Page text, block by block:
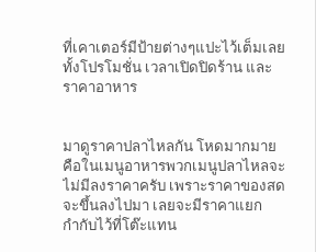
ที่เคาเตอร์มีป้ายต่างๆแปะไว้เต็มเลย
ทั้งโปรโมชั่น เวลาเปิดปิดร้าน และ
ราคาอาหาร
มาดูราคาปลาไหลกัน โหดมากมาย
คือในเมนูอาหารพวกเมนูปลาไหลจะ
ไม่มีลงราคาครับ เพราะราคาของสด
จะขึ้นลงไปมา เลยจะมีราคาแยก
กำกับไว้ที่โต๊ะแทน